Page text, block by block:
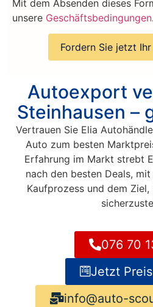
Mit dem Absenden dieses
unsere Geschäftsbedingungen.
Autoexport
Steinhausen –
Vertrauen Sie Elia
Auto zum besten
Erfahrung im Markt strebt
nach den besten Deals,
Kaufprozess und dem
076 70
Jetzt
info@auto-